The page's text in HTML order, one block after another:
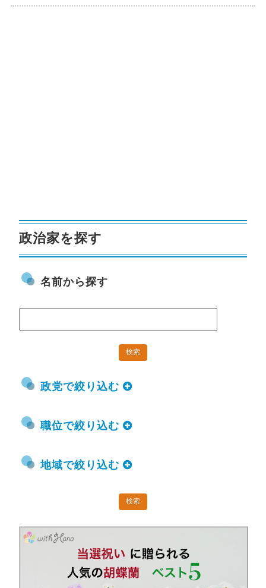
政治家を探す
名前から探す
政党で絞り込む
職位で絞り込む
地域で絞り込む